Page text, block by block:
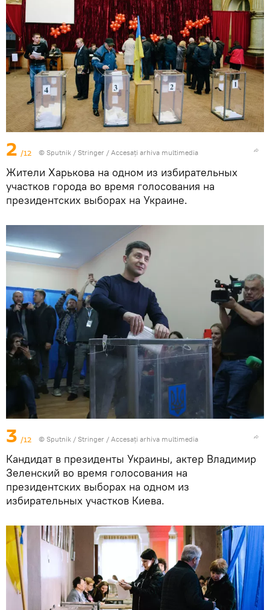
2 /12 © Sputnik / Stringer / Accesați arhiva multimedia
Жители Харькова на одном из избирательных
участков города во время голосования на
президентских выборах на Украине.
3 /12 © Sputnik / Stringer / Accesați arhiva multimedia
Кандидат в президенты Украины, актер Владимир
Зеленский во время голосования на
президентских выборах на одном из
избирательных участков Киева.